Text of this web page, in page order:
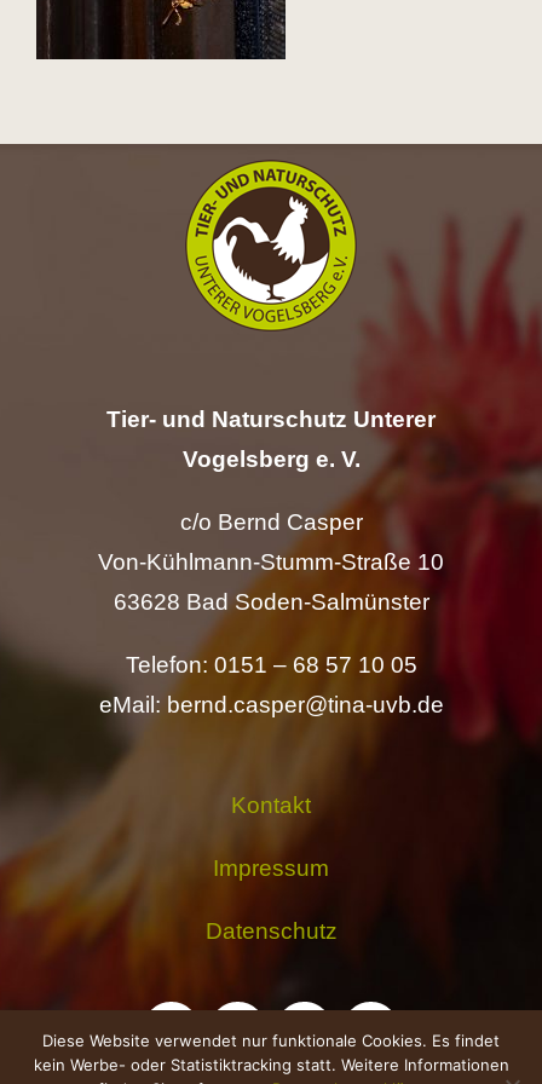
Hilfe
Tier- und Naturschutz Unterer
Vogelsberg e. V.
c/o Bernd Casper
Von-Kühlmann-Stumm-Straße 10
63628 Bad Soden-Salmünster
Telefon: 0151 – 68 57 10 05
eMail: bernd.casper@tina-uvb.de
Kontakt
Impressum
Datenschutz
Diese Website verwendet nur funktionale Cookies. Es findet
kein Werbe- oder Statistiktracking statt. Weitere Informationen